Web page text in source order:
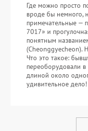
Где можно просто
вроде бы немного,
примечательные —
7017» и
понятным
(Cheonggyecheon).
Что это такое:
переоборудовали
длиной около
удивительное